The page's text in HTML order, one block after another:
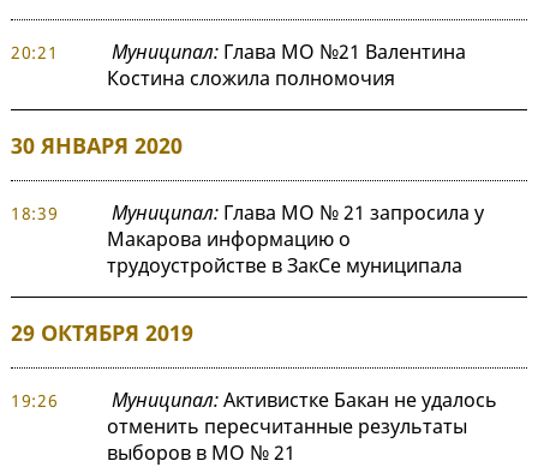
20:21 Муниципал:Глава МО №21 Валентина
Костина сложила полномочия
30 ЯНВАРЯ 2020
18:39 Муниципал:Глава МО № 21 запросила у
Макарова информацию о
трудоустройстве в ЗакСе муниципала
29 ОКТЯБРЯ 2019
19:26 Муниципал:Активистке Бакан не удалось
отменить пересчитанные результаты
выборов в МО № 21